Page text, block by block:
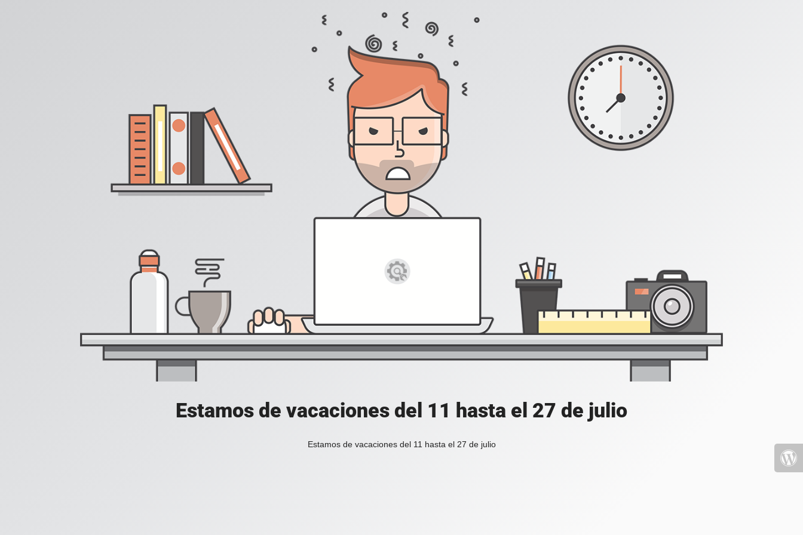
Estamos de vacaciones del 11 hasta el 27 de julio
Estamos de vacaciones del 11 hasta el 27 de julio